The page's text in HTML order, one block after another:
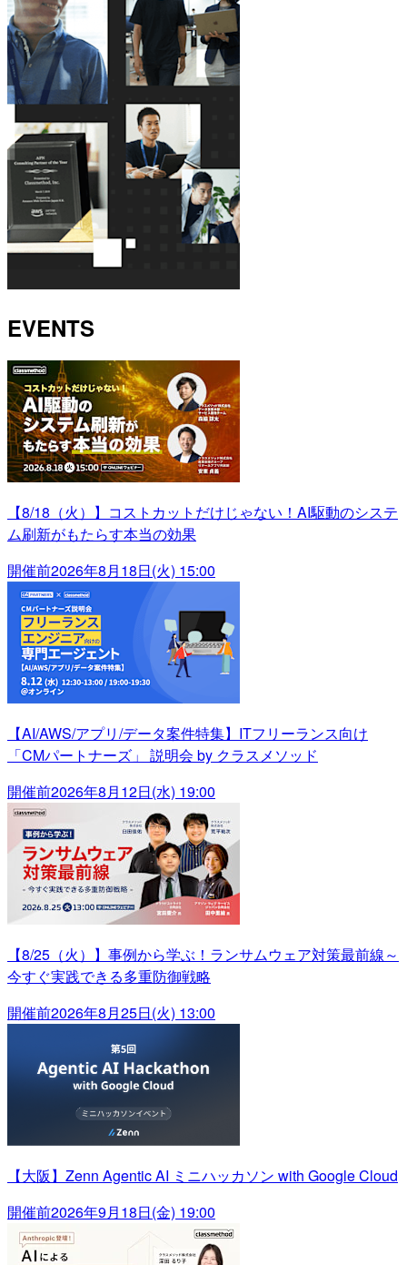
EVENTS
【8/18（火）】コストカットだけじゃない！AI駆動のシステ
ム刷新がもたらす本当の効果
開催前2026年8月18日(火) 15:00
【AI/AWS/アプリ/データ案件特集】ITフリーランス向け
「CMパートナーズ」 説明会 by クラスメソッド
開催前2026年8月12日(水) 19:00
【8/25（火）】事例から学ぶ！ランサムウェア対策最前線～
今すぐ実践できる多重防御戦略
開催前2026年8月25日(火) 13:00
【大阪】Zenn Agentic AI ミニハッカソン with Google Cloud
開催前2026年9月18日(金) 19:00